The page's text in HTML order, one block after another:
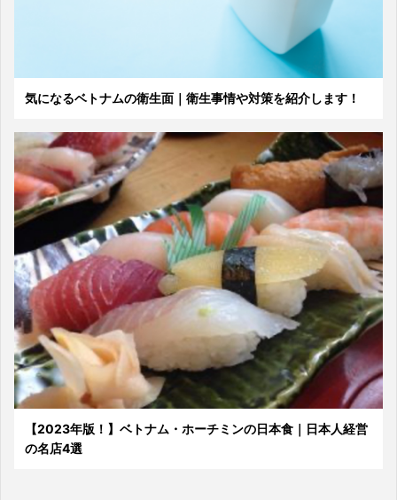
気になるベトナムの衛生面｜衛生事情や対策を紹介します！
【2023年版！】ベトナム・ホーチミンの日本食｜日本人経営
の名店4選